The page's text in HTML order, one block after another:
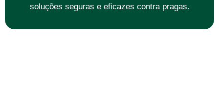
soluções seguras e eficazes contra pragas.